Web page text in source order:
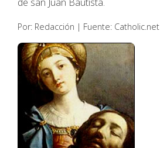
Por: Redacción | Fuente: Catholic.net